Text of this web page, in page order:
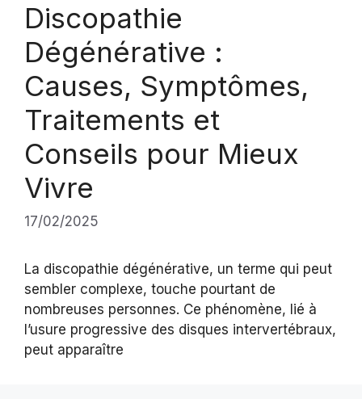
Discopathie
Dégénérative :
Causes, Symptômes,
Traitements et
Conseils pour Mieux
Vivre
17/02/2025
La discopathie dégénérative, un terme qui peut
sembler complexe, touche pourtant de
nombreuses personnes. Ce phénomène, lié à
l’usure progressive des disques intervertébraux,
peut apparaître